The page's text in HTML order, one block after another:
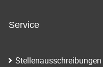
Service